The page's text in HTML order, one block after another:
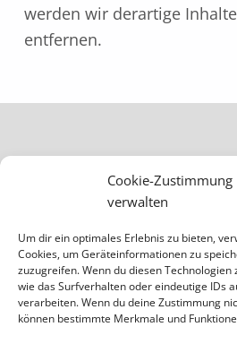
Cookie-Zustimmung
verwalten
Um dir ein optimales Erlebnis zu bieten,
Cookies, um Geräteinformationen zu
zuzugreifen. Wenn du diesen
wie das Surfverhalten oder eindeutige IDs
verarbeiten. Wenn du deine Zustimmung
können bestimmte Merkmale und
werden wir derartige
entfernen.
Datenschutzerklärung
Haftungsausschluss
Impressum